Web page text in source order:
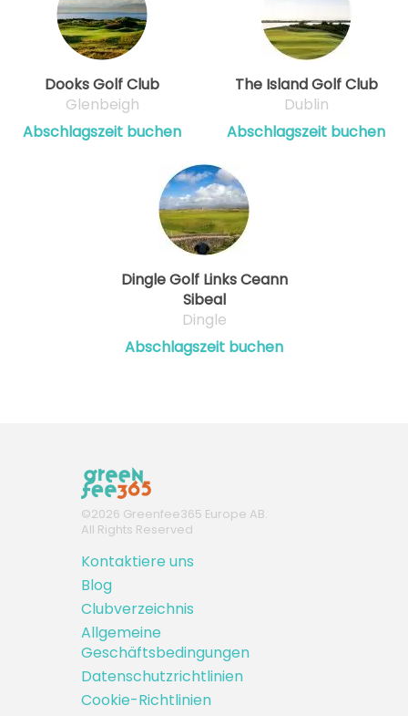
Dooks Golf Club
Glenbeigh
Abschlagszeit buchen
The Island Golf Club
Dublin
Abschlagszeit buchen
Dingle Golf Links Ceann
Sibeal
Dingle
Abschlagszeit buchen
©2026 Greenfee365 Europe AB.
All Rights Reserved
Kontaktiere uns
Blog
Clubverzeichnis
Allgemeine
Geschäftsbedingungen
Datenschutzrichtlinien
Cookie-Richtlinien